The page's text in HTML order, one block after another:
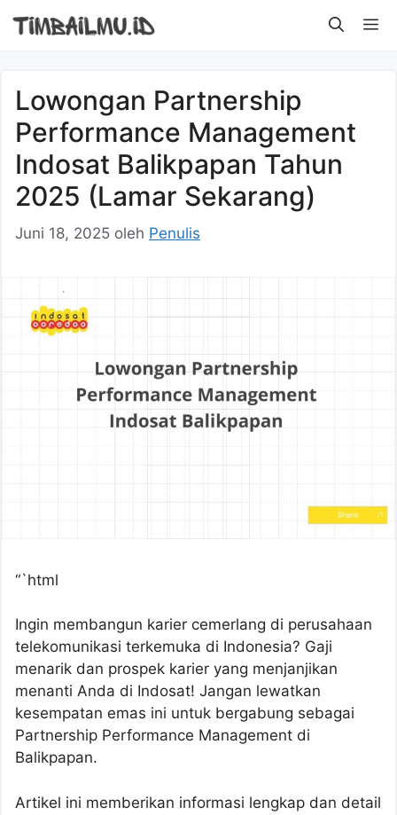
Lowongan Partnership
Performance Management
Indosat Balikpapan Tahun
2025 (Lamar Sekarang)
Juni 18, 2025 oleh Penulis
“`html
Ingin membangun karier cemerlang di perusahaan
telekomunikasi terkemuka di Indonesia? Gaji
menarik dan prospek karier yang menjanjikan
menanti Anda di Indosat! Jangan lewatkan
kesempatan emas ini untuk bergabung sebagai
Partnership Performance Management di
Balikpapan.
Artikel ini memberikan informasi lengkap dan detail